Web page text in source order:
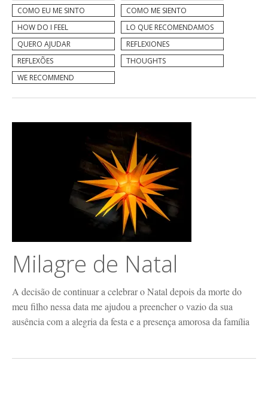
COMO EU ME SINTO
COMO ME SIENTO
HOW DO I FEEL
LO QUE RECOMENDAMOS
QUERO AJUDAR
REFLEXIONES
REFLEXÕES
THOUGHTS
WE RECOMMEND
Milagre de Natal
A decisão de continuar a celebrar o Natal depois da morte do
meu filho nessa data me ajudou a preencher o vazio da sua
ausência com a alegria da festa e a presença amorosa da família